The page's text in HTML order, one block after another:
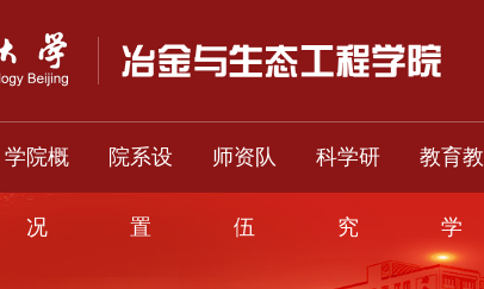
学院概
况
院系设
置
师资队
伍
科学研
究
教育教
学